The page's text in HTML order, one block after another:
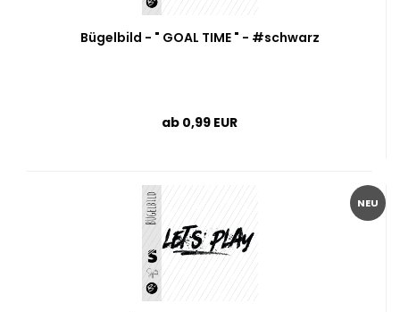
Bügelbild - " GOAL TIME " - #schwarz
ab 0,99 EUR
NEU